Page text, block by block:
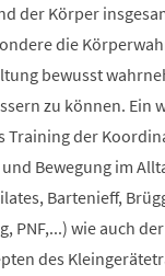
der Körper
die
bewusst
zu können. Ein
Training der
Bewegung im
Bartenieff,
PNF,...) wie auch
des